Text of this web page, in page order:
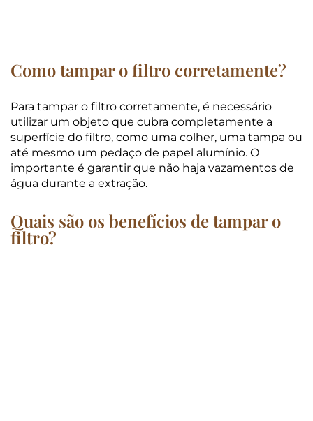
Como tampar o filtro corretamente?
Para tampar o filtro corretamente, é necessário
utilizar um objeto que cubra completamente a
superfície do filtro, como uma colher, uma tampa ou
até mesmo um pedaço de papel alumínio. O
importante é garantir que não haja vazamentos de
água durante a extração.
Quais são os benefícios de tampar o
filtro?